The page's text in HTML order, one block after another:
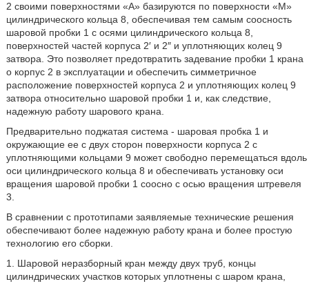
2 своими поверхностями «А» базируются по поверхности «М»
цилиндрического кольца 8, обеспечивая тем самым соосность
шаровой пробки 1 с осями цилиндрического кольца 8,
поверхностей частей корпуса 2′ и 2″ и уплотняющих колец 9
затвора. Это позволяет предотвратить задевание пробки 1 крана
о корпус 2 в эксплуатации и обеспечить симметричное
расположение поверхностей корпуса 2 и уплотняющих колец 9
затвора относительно шаровой пробки 1 и, как следствие,
надежную работу шарового крана.
Предварительно поджатая система - шаровая пробка 1 и
окружающие ее с двух сторон поверхности корпуса 2 с
уплотняющими кольцами 9 может свободно перемещаться вдоль
оси цилиндрического кольца 8 и обеспечивать установку оси
вращения шаровой пробки 1 соосно с осью вращения штревеля
3.
В сравнении с прототипами заявляемые технические решения
обеспечивают более надежную работу крана и более простую
технологию его сборки.
1. Шаровой неразборный кран между двух труб, концы
цилиндрических участков которых уплотнены с шаром крана,